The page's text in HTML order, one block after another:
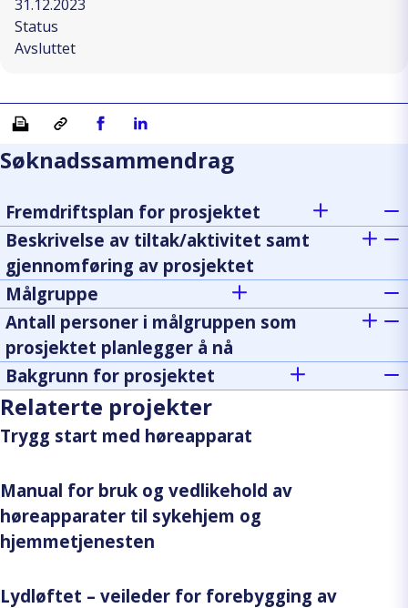
31.12.2023
Status
Avsluttet
Skriv ut Kopiera länkDel på Facebook
Del på Linkedin
Søknadssammendrag
Fremdriftsplan for prosjektet
Beskrivelse av tiltak/aktivitet samt
gjennomføring av prosjektet
Målgruppe
Antall personer i målgruppen som
prosjektet planlegger å nå
Bakgrunn for prosjektet
Relaterte projekter
Trygg start med høreapparat
Manual for bruk og vedlikehold av
høreapparater til sykehjem og
hjemmetjenesten
Lydløftet – veileder for forebygging av